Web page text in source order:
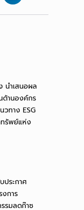
นำเสนอผล
ด้านองค์กร
วทาง ESG
รัพย์แห่ง
ประกาศ
การ
รมลดก๊าซ